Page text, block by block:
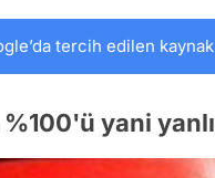
tercih edilen
yani